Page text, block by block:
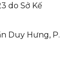
do Sở Kế
Duy Hưng, P.